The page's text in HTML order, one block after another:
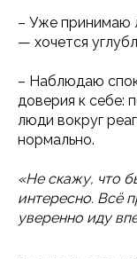
– Уже принимаю
— хочется
– Наблюдаю
доверия к себе:
люди вокруг
нормально.
«Не скажу, что
интересно. Всё
уверенно иду